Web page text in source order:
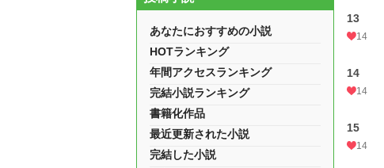
13
14
14
14
15
14
あなたにおすすめの小説
HOTランキング
年間アクセスランキング
完結小説ランキング
書籍化作品
最近更新された小説
完結した小説